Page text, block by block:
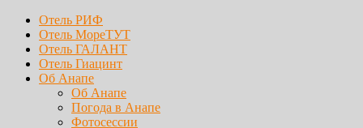
Отель РИФ
Отель МореТУТ
Отель ГАЛАНТ
Отель Гиацинт
Об Анапе
Об Анапе
Погода в Анапе
Фотосессии